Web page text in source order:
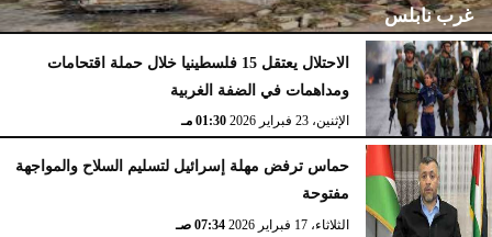
غرب نابلس
الإثنين، 23 فبراير 2026 02:15 مـ
الاحتلال يعتقل 15 فلسطينيا خلال حملة اقتحامات
ومداهمات في الضفة الغربية
الإثنين، 23 فبراير 2026 01:30 مـ
حماس ترفض مهلة إسرائيل لتسليم السلاح والمواجهة
مفتوحة
الثلاثاء، 17 فبراير 2026 07:34 صـ